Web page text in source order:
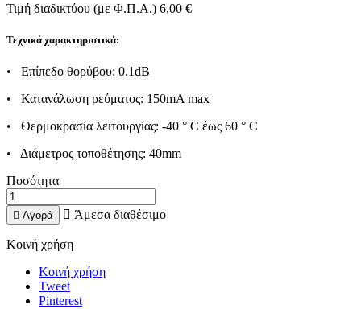
Τιμή διαδικτύου (με Φ.Π.Α.) 6,00 €
Τεχνικά χαρακτηριστικά:
• Επίπεδο θορύβου: 0.1dB
• Κατανάλωση ρεύματος: 150mA max
• Θερμοκρασία λειτουργίας: -40 ° C έως 60 ° C
• Διάμετρος τοποθέτησης: 40mm
Ποσότητα
 Αγορά  Άμεσα διαθέσιμο
Κοινή χρήση
Κοινή χρήση
Tweet
Pinterest